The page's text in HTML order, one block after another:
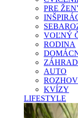
PRE
VOĽNÝ
RODINA
AUTO
KVÍZY
LIFESTYLE